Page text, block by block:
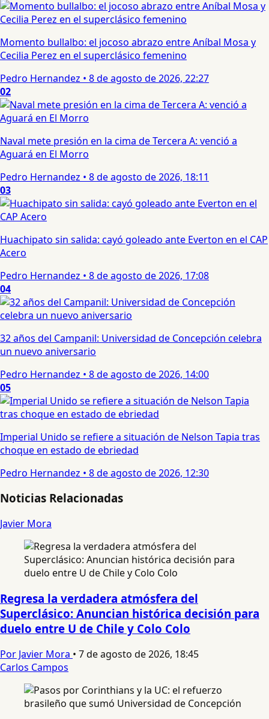
Momento bullalbo: el jocoso abrazo entre Aníbal Mosa y
Cecilia Perez en el superclásico femenino
Pedro Hernandez • 8 de agosto de 2026, 22:27
02
Naval mete presión en la cima de Tercera A: venció a
Aguará en El Morro
Pedro Hernandez • 8 de agosto de 2026, 18:11
03
Huachipato sin salida: cayó goleado ante Everton en el CAP
Acero
Pedro Hernandez • 8 de agosto de 2026, 17:08
04
32 años del Campanil: Universidad de Concepción celebra
un nuevo aniversario
Pedro Hernandez • 8 de agosto de 2026, 14:00
05
Imperial Unido se refiere a situación de Nelson Tapia tras
choque en estado de ebriedad
Pedro Hernandez • 8 de agosto de 2026, 12:30
Noticias Relacionadas
Javier Mora
Regresa la verdadera atmósfera del
Superclásico: Anuncian histórica decisión para
duelo entre U de Chile y Colo Colo
Por Javier Mora • 7 de agosto de 2026, 18:45
Carlos Campos